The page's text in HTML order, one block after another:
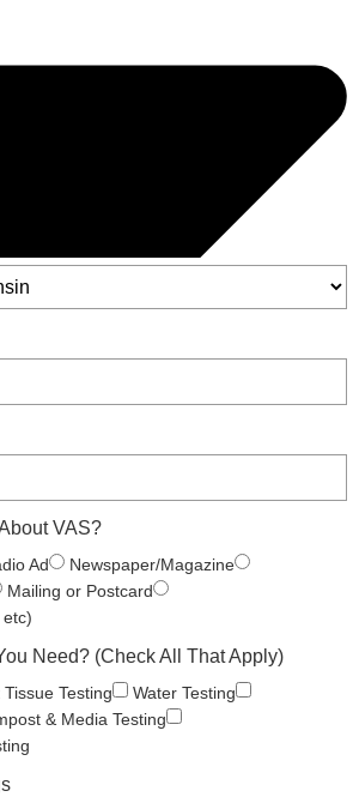
VAS?
Ad
Newspaper/Magazine
Mailing or Postcard
Need? (Check All That Apply)
Tissue Testing
Water Testing
& Media Testing